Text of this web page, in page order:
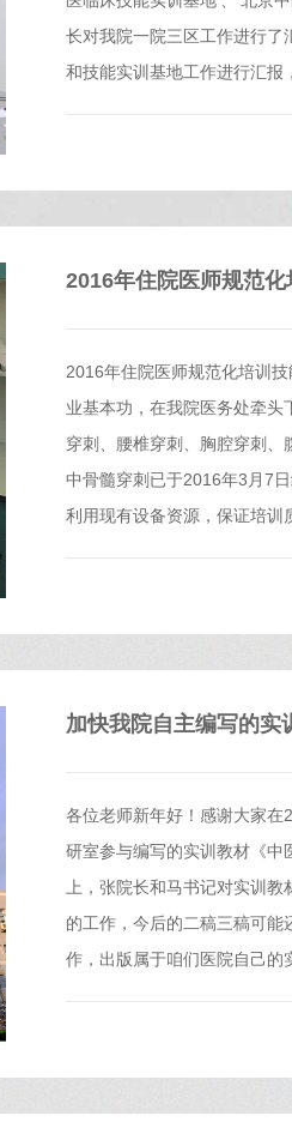
长对我院一院三区工作进行了
和技能实训基地工作进行汇报
2016年住院医师规范
2016年住院医师规范化培训
业基本功，在我院医务处牵
穿刺、腰椎穿刺、胸腔穿刺
中骨髓穿刺已于2016年3月7
利用现有设备资源，保证培训
加快我院自主编写的实
各位老师新年好！感谢大家在
研室参与编写的实训教材《中
上，张院长和马书记对实训
的工作，今后的二稿三稿可
作，出版属于咱们医院自己的